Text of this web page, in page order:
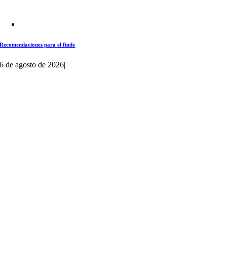
Recomendaciones para el finde
6 de agosto de 2026|